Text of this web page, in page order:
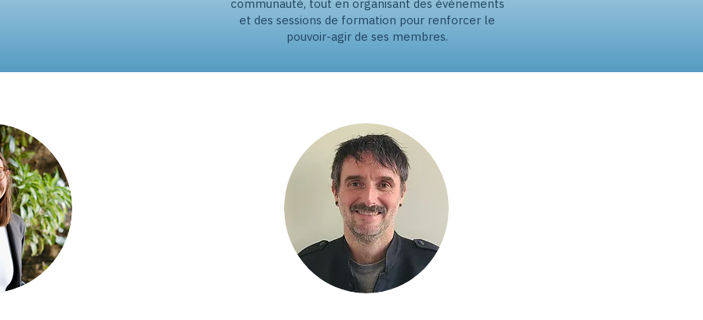
communauté, tout en organisant des événements
et des sessions de formation pour renforcer le
pouvoir-agir de ses membres.